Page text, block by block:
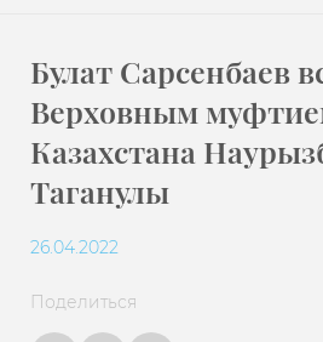
Булат Сарсенбаев
Верховным
Казахстана
Таганулы
26.04.2022
Поделиться